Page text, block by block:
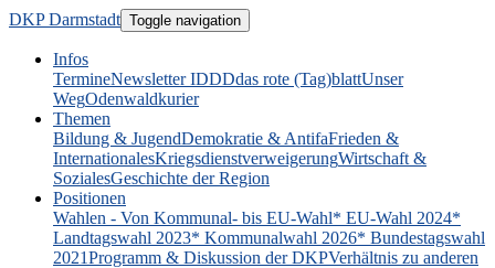
DKP Darmstadt Toggle navigation
Infos
TermineNewsletter IDDDdas rote (Tag)blattUnser
WegOdenwaldkurier
Themen
Bildung & JugendDemokratie & AntifaFrieden &
InternationalesKriegsdienstverweigerungWirtschaft &
SozialesGeschichte der Region
Positionen
Wahlen - Von Kommunal- bis EU-Wahl* EU-Wahl 2024*
Landtagswahl 2023* Kommunalwahl 2026* Bundestagswahl
2021Programm & Diskussion der DKPVerhältnis zu anderen